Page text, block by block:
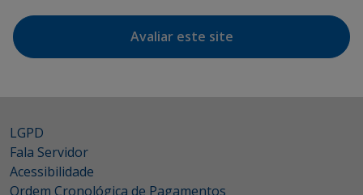
Avaliar este site
LGPD
Fala Servidor
Acessibilidade
Ordem Cronológica de Pagamentos